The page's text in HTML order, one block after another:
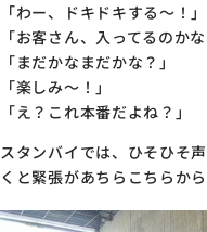
「わー、ドキドキする～！」
「お客さん、入ってるのかな
「まだかなまだかな？」
「楽しみ～！」
「え？これ本番だよね？」
スタンバイでは、ひそひそ
くと緊張があちらこちらか